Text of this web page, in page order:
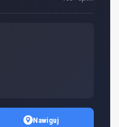
Nawiguj